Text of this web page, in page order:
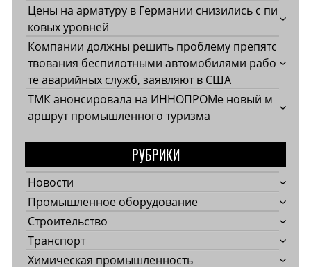
Цены на арматуру в Германии снизились с пи
ковых уровней
Компании должны решить проблему препятс
твования беспилотными автомобилями рабо
те аварийных служб, заявляют в США
ТМК анонсировала на ИННОПРОМе новый м
аршрут промышленного туризма
РУБРИКИ
Новости
Промышленное оборудование
Строительство
Транспорт
Химическая промышленность